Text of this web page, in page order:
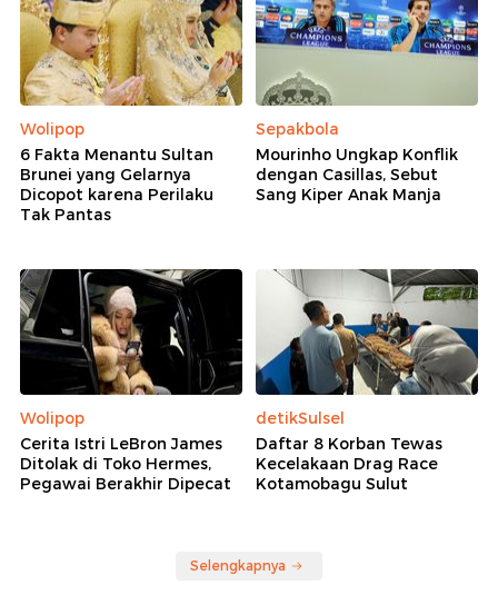
Wolipop
6 Fakta Menantu Sultan
Brunei yang Gelarnya
Dicopot karena Perilaku
Tak Pantas
Sepakbola
Mourinho Ungkap Konflik
dengan Casillas, Sebut
Sang Kiper Anak Manja
Wolipop
Cerita Istri LeBron James
Ditolak di Toko Hermes,
Pegawai Berakhir Dipecat
detikSulsel
Daftar 8 Korban Tewas
Kecelakaan Drag Race
Kotamobagu Sulut
Selengkapnya